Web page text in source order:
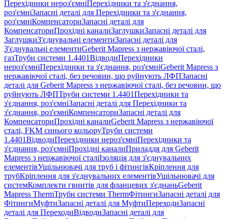
Перехідники нероз'ємніПерехідники та з'єднання,
роз'ємніЗапасні деталі для Перехідники та з'єднання,
роз'ємніКомпенсаториЗапасні деталі для
КомпенсаториПрохідні каналиЗаглушкиЗапасні деталі для
ЗаглушкиЗ'єднувальні елементиЗапасні деталі для
З'єднувальні елементиGeberit Mapress з нержавіючої сталі,
газТруби системи 1.4401ВідводиПерехідники
нероз'ємніПерехідники та з'єднання, роз'ємніGeberit Mapress з
нержавіючої сталі, без речовин, що руйнують ЛФПЗапасні
деталі для Geberit Mapress з нержавіючої сталі, без речовин, що
руйнують ЛФПТруби системи 1.4401Перехідники та
з'єднання, роз'ємніЗапасні деталі для Перехідники та
з'єднання, роз'ємніКомпенсаториЗапасні деталі для
КомпенсаториПрохідні каналиGeberit Mapress з нержавіючої
сталі, FKM синього кольоруТруби системи
1.4401ВідводиПерехідники нероз'ємніПерехідники та
з'єднання, роз'ємніПрохідні каналиПриладдя для Geberit
Mapress з нержавіючої сталіІзоляція для з'єднувальних
елементівУщільнювачі для труб і фітингівКріплення для
трубКріплення для з'єднувальних елементівУщільнювачі для
системКомплекти гвинтів для фланцевих з'єднаньGeberit
Mapress ThermТруби системи ThermФітингиЗапасні деталі для
ФітингиМуфтиЗапасні деталі для МуфтиПереходиЗапасні
деталі для ПереходиВідводиЗапасні деталі для